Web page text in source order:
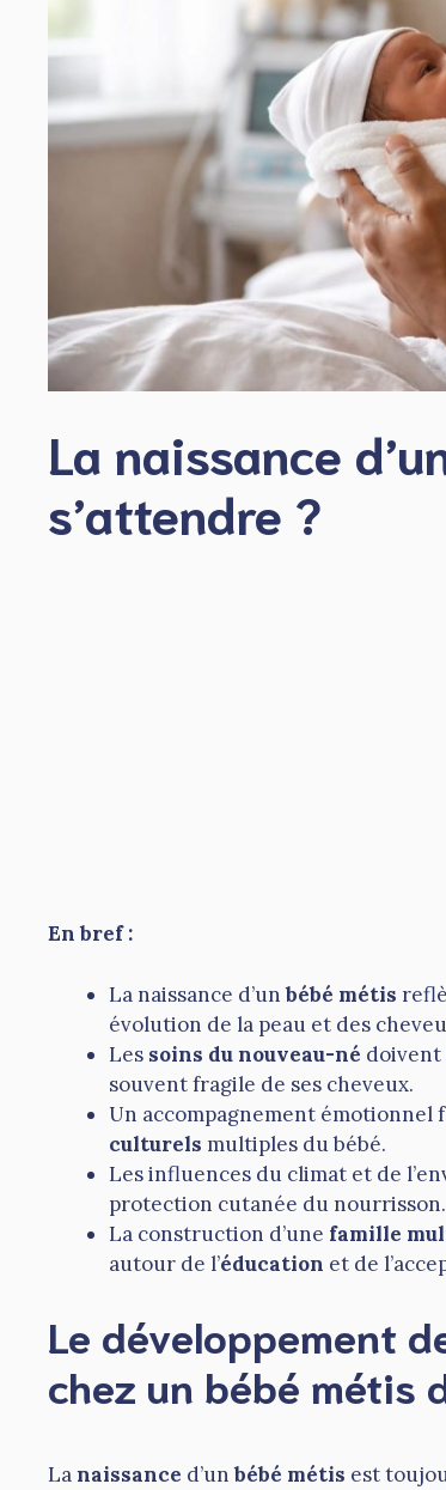
La naissance
s’attendre ?
En bref :
La naissance d’unbébé métis
évolution de la peau et des
Les soins du nouveau-né doivent
souvent fragile de ses cheveux.
Un accompagnement émotionnel
culturels multiples du bébé.
Les influences du climat et de
protection cutanée du nourrisson.
La construction d’une famille
autour de l’éducation et de
Le développement
chez un bébé métis
Lanaissance d’unbébé métis est